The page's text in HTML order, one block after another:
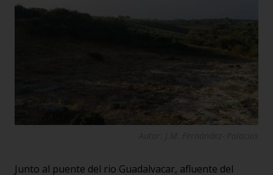
Junto al puente del rio Guadalvacar, afluente del